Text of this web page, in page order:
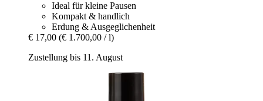
Ideal für kleine Pausen
Kompakt & handlich
Erdung & Ausgeglichenheit
€ 17,00 (€ 1.700,00 / l)
Zustellung bis 11. August